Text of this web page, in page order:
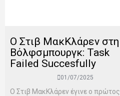
Ο Στιβ ΜακΚλάρεν στη
Βόλφσμπουργκ: Task
Failed Succesfully
01/07/2025
Ο Στιβ ΜακΚλάρεν έγινε ο πρώτος